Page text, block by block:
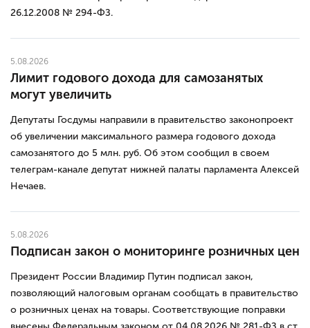
26.12.2008 № 294-ФЗ.
5.08.2026
Лимит годового дохода для самозанятых
могут увеличить
Депутаты Госдумы направили в правительство законопроект
об увеличении максимального размера годового дохода
самозанятого до 5 млн. руб. Об этом сообщил в своем
телеграм-канале депутат нижней палаты парламента Алексей
Нечаев.
5.08.2026
Подписан закон о мониторинге розничных цен
Президент России Владимир Путин подписал закон,
позволяющий налоговым органам сообщать в правительство
о розничных ценах на товары. Соответствующие поправки